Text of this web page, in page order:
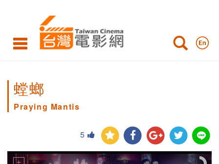
螳螂
Praying Mantis
5